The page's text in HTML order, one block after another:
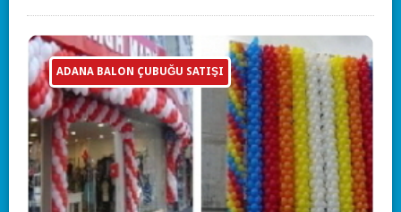
ADANA BALON ÇUBUĞU SATIŞI